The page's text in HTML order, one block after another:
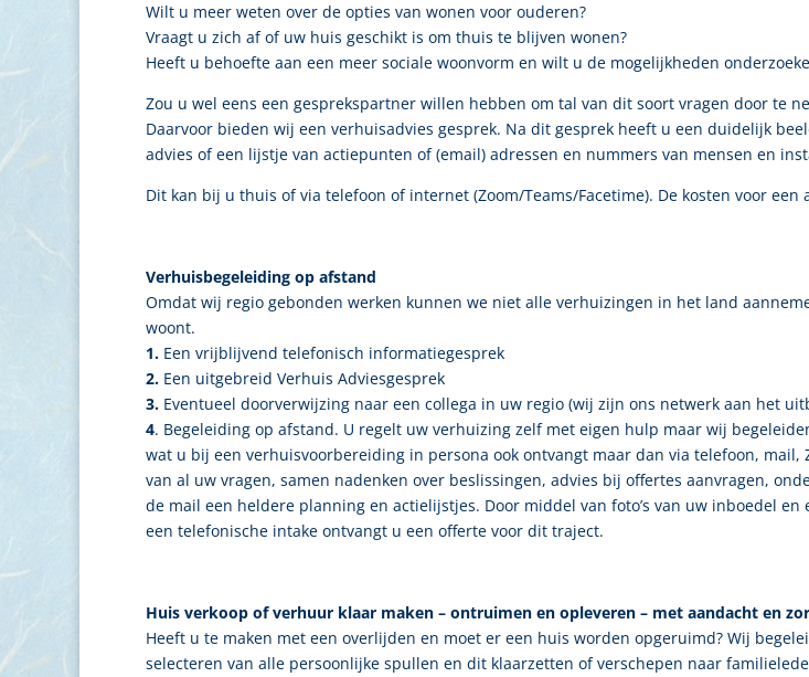
Wilt u meer weten over de opties van wonen voor ouderen?
Vraagt u zich af of uw huis geschikt is om thuis te blijven wonen?
Heeft u behoefte aan een meer sociale woonvorm en wilt u de mogelijkheden
Zou u wel eens een gesprekspartner willen hebben om tal van dit soort vragen door te
Daarvoor bieden wij een verhuisadvies gesprek. Na dit gesprek heeft u een duidelijk
advies of een lijstje van actiepunten of (email) adressen en nummers van mensen en
Dit kan bij u thuis of via telefoon of internet (Zoom/Teams/Facetime). De kosten voor
Verhuisbegeleiding op afstand
Omdat wij regio gebonden werken kunnen we niet alle verhuizingen in het land
woont.
1. Een vrijblijvend telefonisch informatiegesprek
2. Een uitgebreid Verhuis Adviesgesprek
3. Eventueel doorverwijzing naar een collega in uw regio (wij zijn ons netwerk aan het
4. Begeleiding op afstand. U regelt uw verhuizing zelf met eigen hulp maar wij
wat u bij een verhuisvoorbereiding in persona ook ontvangt maar dan via telefoon,
van al uw vragen, samen nadenken over beslissingen, advies bij offertes aanvragen,
de mail een heldere planning en actielijstjes. Door middel van foto’s van uw inboedel
een telefonische intake ontvangt u een offerte voor dit traject.
Huis verkoop of verhuur klaar maken – ontruimen en opleveren – met aandacht en
Heeft u te maken met een overlijden en moet er een huis worden opgeruimd? Wij
selecteren van alle persoonlijke spullen en dit klaarzetten of verschepen naar